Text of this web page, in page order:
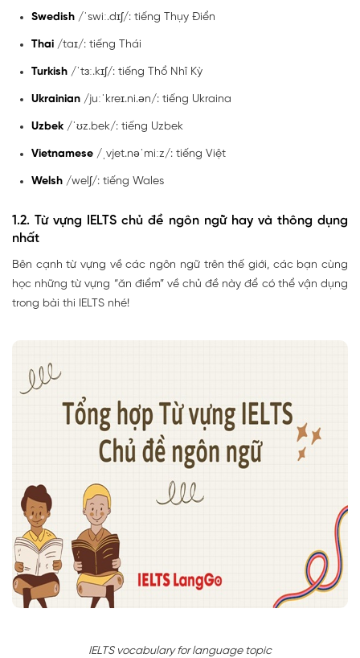
Swedish /ˈswiː.dɪʃ/: tiếng Thụy Điển
Thai /taɪ/: tiếng Thái
Turkish /ˈtɜː.kɪʃ/: tiếng Thổ Nhĩ Kỳ
Ukrainian /juːˈkreɪ.ni.ən/: tiếng Ukraina
Uzbek /ˈʊz.bek/: tiếng Uzbek
Vietnamese /ˌvjet.nəˈmiːz/: tiếng Việt
Welsh /welʃ/: tiếng Wales
1.2. Từ vựng IELTS chủ đề ngôn ngữ hay và thông dụng
nhất
Bên cạnh từ vựng về các ngôn ngữ trên thế giới, các bạn cùng
học những từ vựng “ăn điểm” về chủ đề này để có thể vận dụng
trong bài thi IELTS nhé!
IELTS vocabulary for language topic